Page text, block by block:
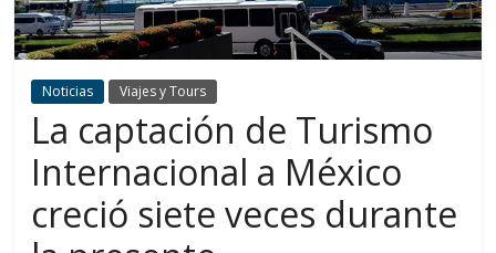
Noticias Viajes y Tours
La captación de Turismo
Internacional a México
creció siete veces durante